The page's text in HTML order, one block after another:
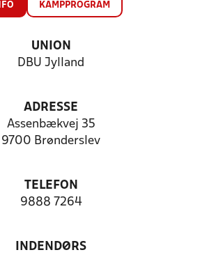
KAMPPROGRAM
UNION
DBU Jylland
ADRESSE
Assenbækvej 35
9700 Brønderslev
TELEFON
9888 7264
INDENDØRS